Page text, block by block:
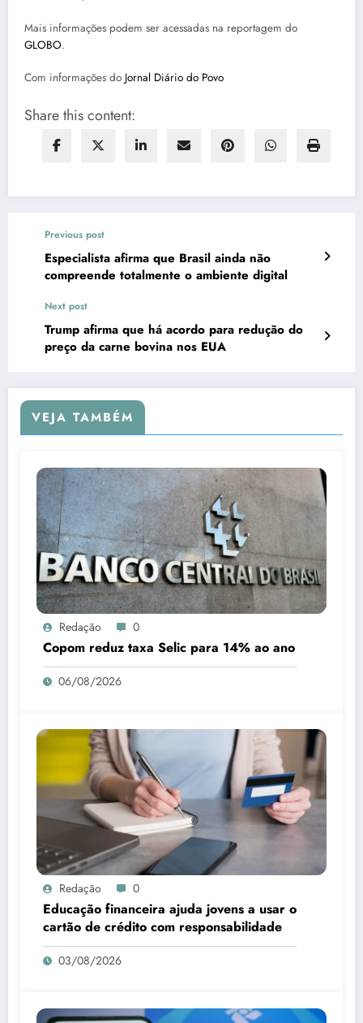
Mais informações podem ser acessadas na reportagem do
GLOBO.
Com informações do Jornal Diário do Povo
Share this content:
Previous post
Especialista afirma que Brasil ainda não
compreende totalmente o ambiente digital
Next post
Trump afirma que há acordo para redução do
preço da carne bovina nos EUA
VEJA TAMBÉM
Redação 0
Copom reduz taxa Selic para 14% ao ano
06/08/2026
Redação 0
Educação financeira ajuda jovens a usar o
cartão de crédito com responsabilidade
03/08/2026